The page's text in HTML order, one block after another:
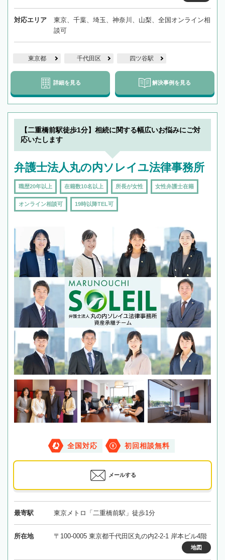
対応エリア
東京、千葉、埼玉、神奈川、山梨、全国オンライン相
談可
東京都 千代田区 四ツ谷駅
詳細を見る 解決事例を見る
【二重橋前駅徒歩1分】相続に関する幅広いお悩みにご対
応いたします
弁護士法人丸の内ソレイユ法律事務所
職歴20年以上 在籍数10名以上 所長が女性 女性弁護士在籍
オンライン相談可 19時以降TEL可
全国対応 初回相談無料
メールする
最寄駅 東京メトロ「二重橋前駅」徒歩1分
所在地 〒100-0005 東京都千代田区丸の内2-2-1 岸本ビル4階
地図